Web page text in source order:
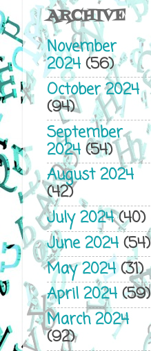
ARCHIVE
November
2024(56)
October 2024
(94)
September
2024(54)
August 2024
(42)
July 2024(40)
June 2024(54)
May 2024(31)
April 2024(59)
March 2024
(92)